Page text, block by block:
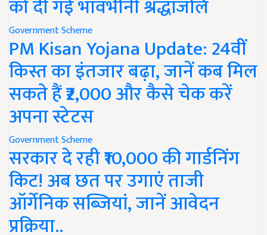
को दी गई भावभीनी श्रद्धांजलि
Government Scheme
PM Kisan Yojana Update: 24वीं
किस्त का इंतजार बढ़ा, जानें कब मिल
सकते हैं ₹2,000 और कैसे चेक करें
अपना स्टेटस
Government Scheme
सरकार दे रही ₹10,000 की गार्डनिंग
किट! अब छत पर उगाएं ताजी
ऑर्गेनिक सब्जियां, जानें आवेदन
प्रक्रिया..